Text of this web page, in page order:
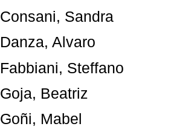
Consani, Sandra
Danza, Alvaro
Fabbiani, Steffano
Goja, Beatriz
Goñi, Mabel